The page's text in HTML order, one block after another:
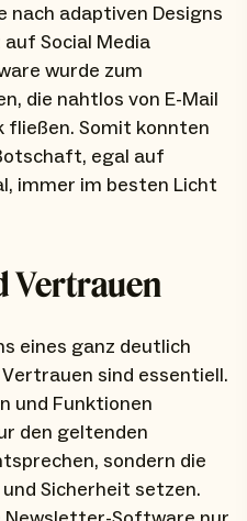
adaptiven Designs
Social Media
wurde zum
die nahtlos von E-Mail
fließen. Somit konnten
egal auf
immer im besten Licht
Vertrauen
eines ganz deutlich
sind essentiell.
und Funktionen
den geltenden
sondern die
Sicherheit setzen.